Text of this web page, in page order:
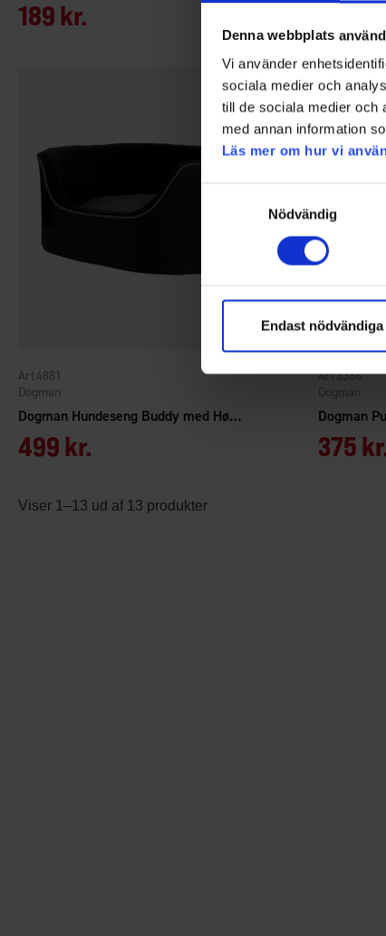
Denna webbplats
Vi använder
sociala medier och
till de sociala medier och
med annan information
Läs mer om hur vi
Nödvändig
Endast
189 kr.
Dogman Hundeseng Buddy med Høj Kant M
Dogman
4881
499 kr.
Dogman
Dogman
5386
375
Viser 1–13 ud af 13 produkter